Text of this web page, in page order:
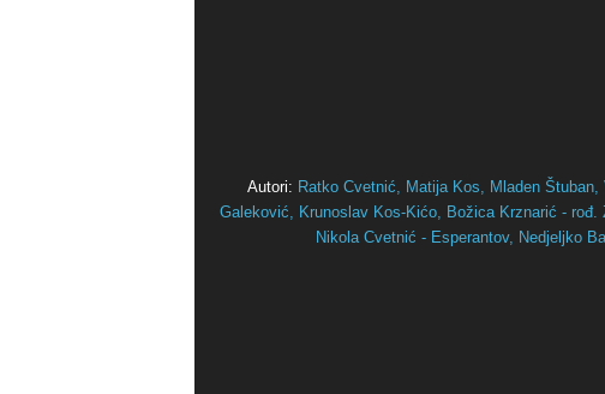
Autori: Ratko Cvetnić, Matija Kos, Mladen Štuban,
Galeković,
Krunoslav Kos-Kićo, Božica Krznarić - rođ.
Nikola Cvetnić - Esperantov, Nedjeljko